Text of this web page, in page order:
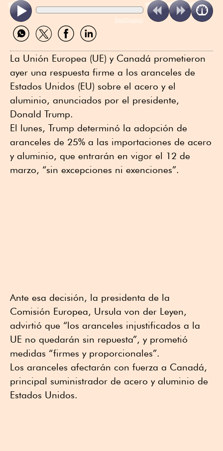
ReadSpeaker
Compartir
por
Compartir
por
Compartir
por
Compartir
por
La Unión Europea (UE) y Canadá prometieron
ayer una respuesta firme a los aranceles de
Estados Unidos (EU) sobre el acero y el
aluminio, anunciados por el presidente,
Donald Trump.
El lunes, Trump determinó la adopción de
aranceles de 25% a las importaciones de acero
y aluminio, que entrarán en vigor el 12 de
marzo, “sin excepciones ni exenciones”.
Ante esa decisión, la presidenta de la
Comisión Europea, Ursula von der Leyen,
advirtió que “los aranceles injustificados a la
UE no quedarán sin repuesta”, y prometió
medidas “firmes y proporcionales”.
Los aranceles afectarán con fuerza a Canadá,
principal suministrador de acero y aluminio de
Estados Unidos.